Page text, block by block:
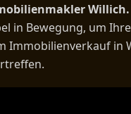
Willich.
in Bewegung, um
Immobilienverkauf in